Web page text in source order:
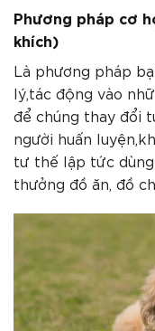
Phương pháp cơ
khích)
Là phương pháp
lý,tác động vào
để chúng thay đổi
người huấn
tư thế lập tức
thưởng đồ ăn, đồ